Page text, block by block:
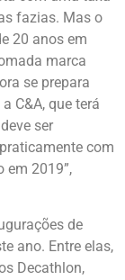
fazias. Mas o
20 anos em
marca
se prepara
C&A, que terá
ser
com
em 2019”,
de
ano. Entre elas,
Decathlon,